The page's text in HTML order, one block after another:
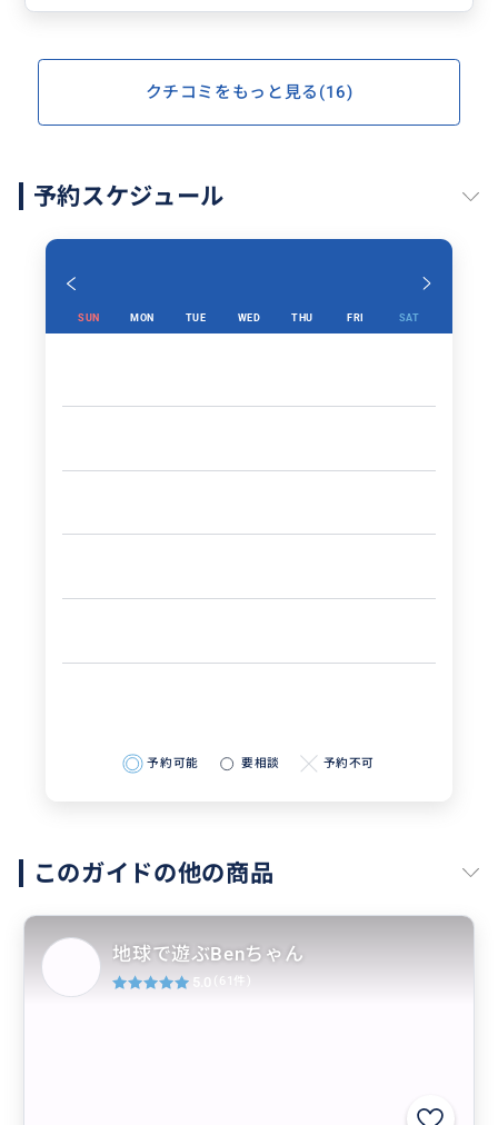
クチコミをもっと見る(16)
予約スケジュール
SUN MON TUE WED THU FRI SAT
予約可能 要相談 予約不可
このガイドの他の商品
地球で遊ぶBenちゃん
5.0 (61件)